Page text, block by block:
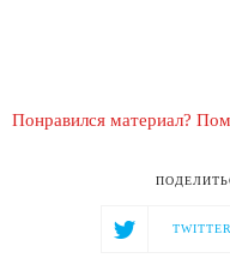
Понравился материал?
TWITTER